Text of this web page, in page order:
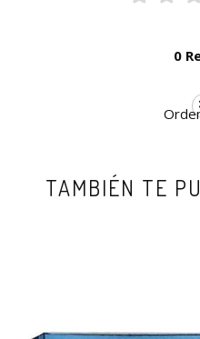
0
TAMBIÉN TE